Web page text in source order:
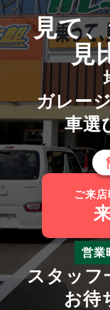
見て
見
ガレー
車選
ご来店
営業
スタッフ
お待